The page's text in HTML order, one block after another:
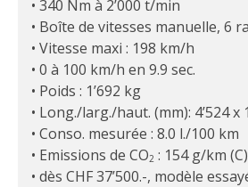
340 Nm à 2’000 t/min
Boîte de vitesses manuelle, 6
Vitesse maxi : 198 km/h
0 à 100 km/h en 9.9 sec.
Poids : 1’692 kg
Long./larg./haut. (mm): 4’524 x
Conso. mesurée : 8.0 l./100 km
Emissions de CO2 : 154 g/km (C)
dès CHF 37’500.-, modèle